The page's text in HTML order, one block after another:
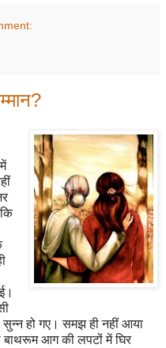
हो गए। समझ ही नहीं आया
बाथरूम आग की लपटों में घिर